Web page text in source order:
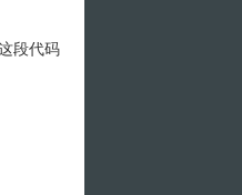
段代码